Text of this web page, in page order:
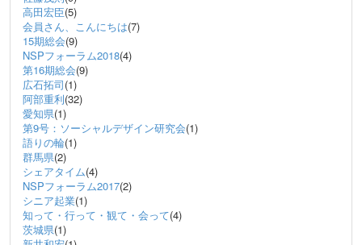
高田宏臣(5)
会員さん、こんにちは(7)
15期総会(9)
NSPフォーラム2018(4)
第16期総会(9)
広石拓司(1)
阿部重利(32)
愛知県(1)
第9号：ソーシャルデザイン研究会(1)
語りの輪(1)
群馬県(2)
シェアタイム(4)
NSPフォーラム2017(2)
シニア起業(1)
知って・行って・観て・会って(4)
茨城県(1)